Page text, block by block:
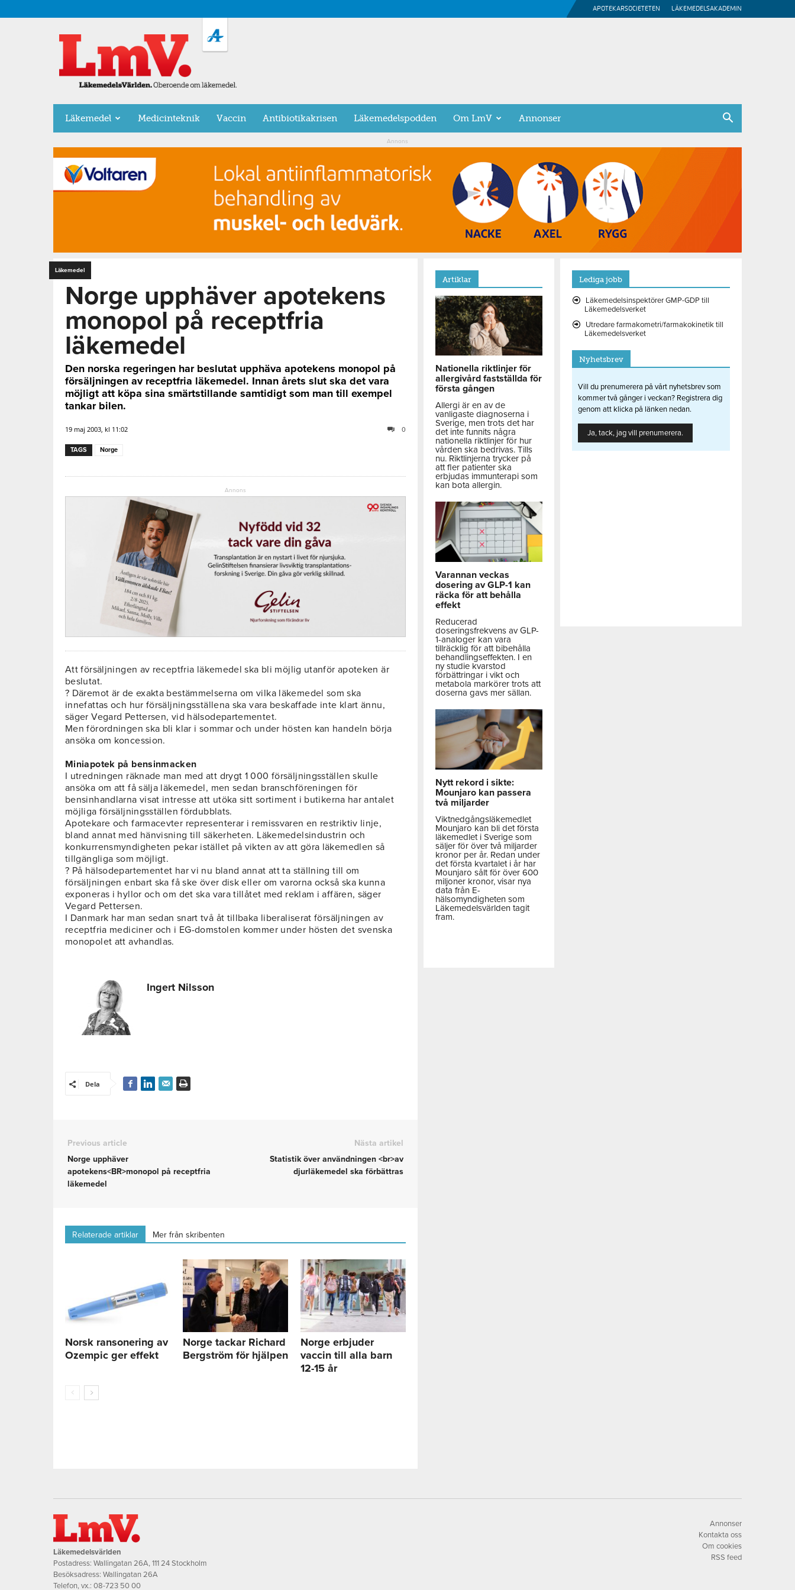
APOTEKARSOCIETETEN LÄKEMEDELSAKADEMIN
LäkemedelsVärlden
Läkemedel Medicinteknik Vaccin Antibiotikakrisen Läkemedelspodden Om LmV Annonser
Annons
Läkemedel
Norge upphäver apotekens
monopol på receptfria
läkemedel
Den norska regeringen har beslutat upphäva apotekens monopol på
försäljningen av receptfria läkemedel. Innan årets slut ska det vara
möjligt att köpa sina smärtstillande samtidigt som man till exempel
tankar bilen.
19 maj 2003, kl 11:02 0
TAGS Norge
Annons
Att försäljningen av receptfria läkemedel ska bli möjlig utanför apoteken är
beslutat.
? Däremot är de exakta bestämmelserna om vilka läkemedel som ska
innefattas och hur försäljningsställena ska vara beskaffade inte klart ännu,
säger Vegard Pettersen, vid hälsodepartementet.
Men förordningen ska bli klar i sommar och under hösten kan handeln börja
ansöka om koncession.
Miniapotek på bensinmacken
I utredningen räknade man med att drygt 1 000 försäljningsställen skulle
ansöka om att få sälja läkemedel, men sedan branschföreningen för
bensinhandlarna visat intresse att utöka sitt sortiment i butikerna har antalet
möjliga försäljningsställen fördubblats.
Apotekare och farmacevter representerar i remissvaren en restriktiv linje,
bland annat med hänvisning till säkerheten. Läkemedelsindustrin och
konkurrensmyndigheten pekar istället på vikten av att göra läkemedlen så
tillgängliga som möjligt.
? På hälsodepartementet har vi nu bland annat att ta ställning till om
försäljningen enbart ska få ske över disk eller om varorna också ska kunna
exponeras i hyllor och om det ska vara tillåtet med reklam i affären, säger
Vegard Pettersen.
I Danmark har man sedan snart två åt tillbaka liberaliserat försäljningen av
receptfria mediciner och i EG-domstolen kommer under hösten det svenska
monopolet att avhandlas.
Ingert Nilsson
Dela
Previous article
Norge upphäver
apotekens<BR>monopol på receptfria
läkemedel
Nästa artikel
Statistik över användningen <br>av
djurläkemedel ska förbättras
Relaterade artiklar Mer från skribenten
Norsk ransonering av
Ozempic ger effekt
Norge tackar Richard
Bergström för hjälpen
Norge erbjuder
vaccin till alla barn
12-15 år
Artiklar
Nationella riktlinjer för
allergivård fastställda för
första gången
Allergi är en av de
vanligaste diagnoserna i
Sverige, men trots det har
det inte funnits några
nationella riktlinjer för hur
vården ska bedrivas. Tills
nu. Riktlinjerna trycker på
att fler patienter ska
erbjudas immunterapi som
kan bota allergin.
Varannan veckas
dosering av GLP-1 kan
räcka för att behålla
effekt
Reducerad
doseringsfrekvens av GLP-
1-analoger kan vara
tillräcklig för att bibehålla
behandlingseffekten. I en
ny studie kvarstod
förbättringar i vikt och
metabola markörer trots att
doserna gavs mer sällan.
Nytt rekord i sikte:
Mounjaro kan passera
två miljarder
Viktnedgångsläkemedlet
Mounjaro kan bli det första
läkemedlet i Sverige som
säljer för över två miljarder
kronor per år. Redan under
det första kvartalet i år har
Mounjaro sålt för över 600
miljoner kronor, visar nya
data från E-
hälsomyndigheten som
Läkemedelsvärlden tagit
fram.
Lediga jobb
Läkemedelsinspektörer GMP-GDP till
Läkemedelsverket
Utredare farmakometri/farmakokinetik till
Läkemedelsverket
Nyhetsbrev
Vill du prenumerera på vårt nyhetsbrev som
kommer två gånger i veckan? Registrera dig
genom att klicka på länken nedan.
Ja, tack, jag vill prenumerera.
Läkemedelsvärlden
Postadress: Wallingatan 26A, 111 24 Stockholm
Besöksadress: Wallingatan 26A
Telefon, vx.: 08-723 50 00
Annonser
Kontakta oss
Om cookies
RSS feed